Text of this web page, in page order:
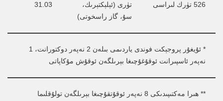
526 تۈرك لىراسى
تۈرى (ئېلېكتېرىك،
سۇ، گاز راسخوتى)
31.03
نەپەر ئاسپىرانت ئوقۇغۇچىغا بېرىلگەن ئوقۇش مۇكاپاتى
** ھىرا مەكتىپىدىكى 8 نەپەر ئوقۇتقۇچىغا بېرىلگەن تولۇقلىما